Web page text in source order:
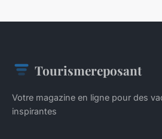
Tourismereposant
Votre magazine en ligne pour des
inspirantes